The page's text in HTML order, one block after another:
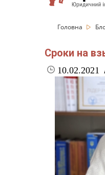
Головна
Сроки на
10.02.2021